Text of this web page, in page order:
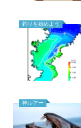
釣りを始めよう
神ルアー